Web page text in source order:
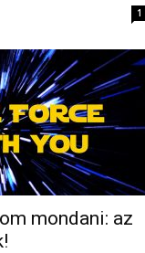
1
mondani: az